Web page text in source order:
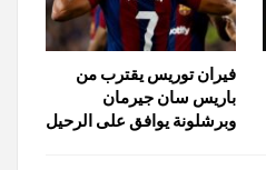
فيران توريس يقترب من
باريس سان جيرمان
وبرشلونة يوافق على الرحيل